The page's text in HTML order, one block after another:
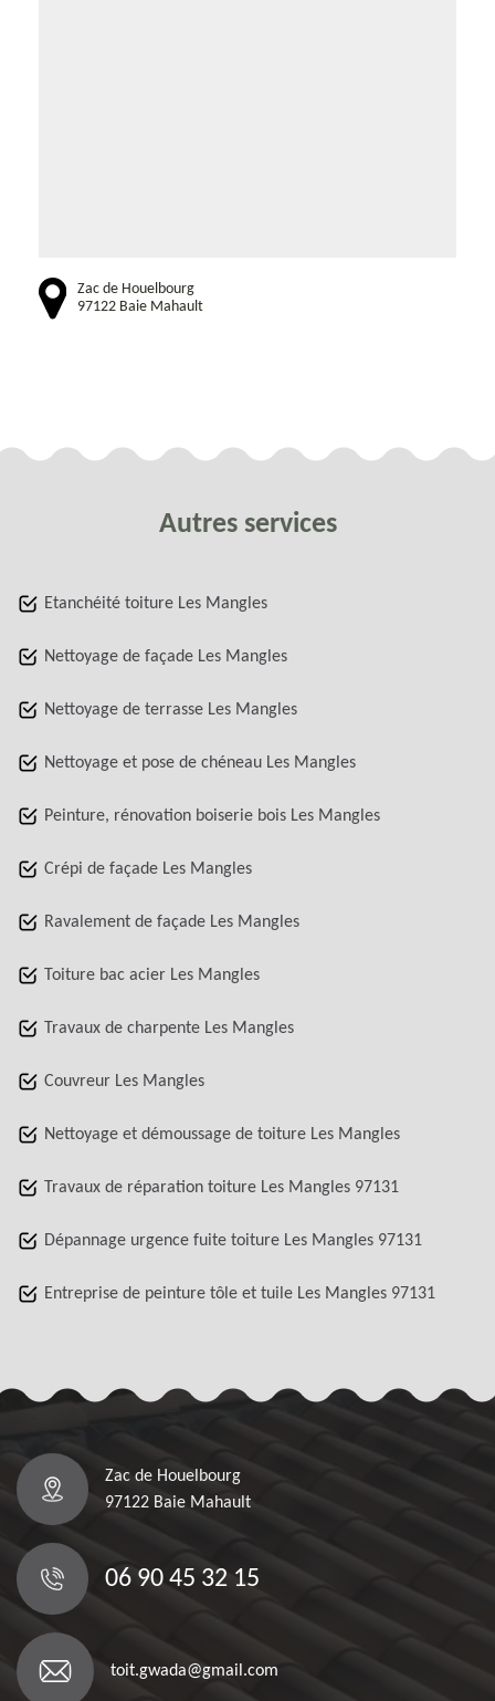
Zac de Houelbourg
97122 Baie Mahault
Autres services
Etanchéité toiture Les Mangles
Nettoyage de façade Les Mangles
Nettoyage de terrasse Les Mangles
Nettoyage et pose de chéneau Les Mangles
Peinture, rénovation boiserie bois Les Mangles
Crépi de façade Les Mangles
Ravalement de façade Les Mangles
Toiture bac acier Les Mangles
Travaux de charpente Les Mangles
Couvreur Les Mangles
Nettoyage et démoussage de toiture Les Mangles
Travaux de réparation toiture Les Mangles 97131
Dépannage urgence fuite toiture Les Mangles 97131
Entreprise de peinture tôle et tuile Les Mangles 97131
Zac de Houelbourg
97122 Baie Mahault
06 90 45 32 15
toit.gwada@gmail.com